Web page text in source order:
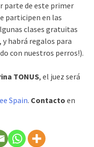
parte de este primer
participen en las
clases gratuitas
habrá regalos para
con nuestros perros!).
TONUS, el juez será
Spain. Contacto en